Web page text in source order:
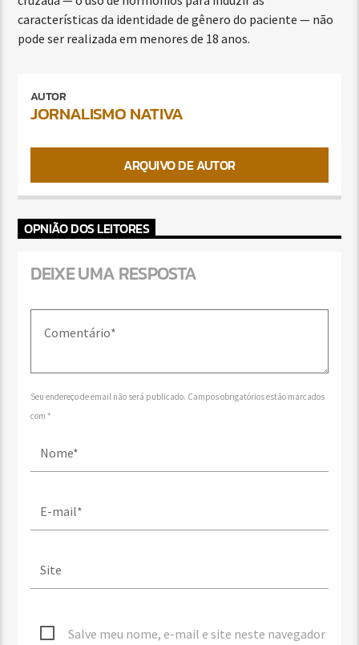
características da identidade de gênero do paciente — não
pode ser realizada em menores de 18 anos.
AUTOR
JORNALISMO NATIVA
ARQUIVO DE AUTOR
OPNIÃO DOS LEITORES
DEIXE UMA RESPOSTA
Seu endereço de email não será publicado. Campos obrigatórios estão marcados
com *
Salve meu nome, e-mail e site neste navegador